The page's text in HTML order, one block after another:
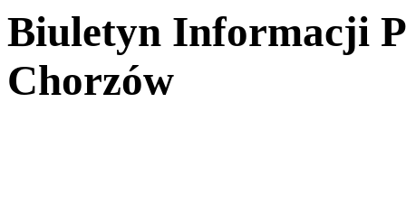
Biuletyn Informacji
Chorzów